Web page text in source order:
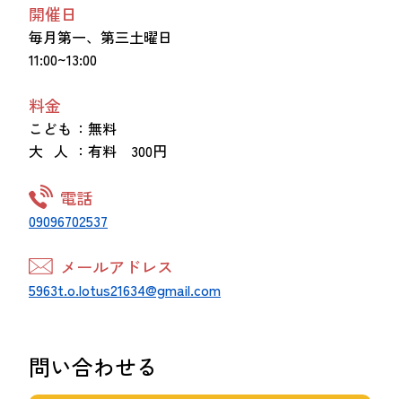
開催日
毎月第一、第三土曜日
11:00~13:00
料金
こども ：無料
大 人 ：有料 300円
電話
09096702537
メールアドレス
5963t.o.lotus21634@gmail.com
問い合わせる